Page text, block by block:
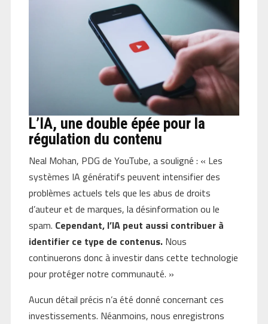
L’IA, une double épée pour la
régulation du contenu
Neal Mohan, PDG de YouTube, a souligné : « Les
systèmes IA génératifs peuvent intensifier des
problèmes actuels tels que les abus de droits
d’auteur et de marques, la désinformation ou le
spam. Cependant, l’IA peut aussi contribuer à
identifier ce type de contenus.Nous
continuerons donc à investir dans cette technologie
pour protéger notre communauté. »
Aucun détail précis n’a été donné concernant ces
investissements. Néanmoins, nous enregistrons